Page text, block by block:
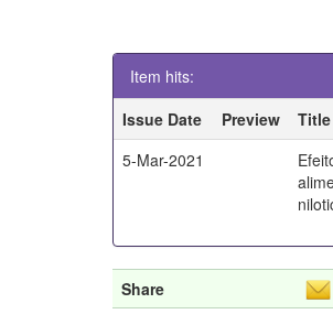
Item hits:
Issue Date
Preview Title
5-Mar-2021
Share